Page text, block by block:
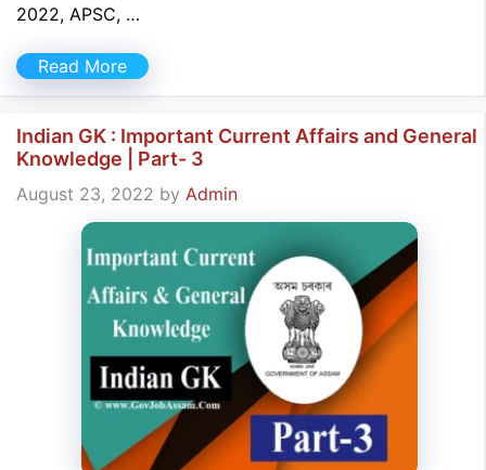
2022, APSC, …
Read More
Indian GK : Important Current Affairs and General
Knowledge | Part- 3
August 23, 2022 by Admin